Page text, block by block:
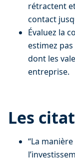
rétractent
contact
Évaluez la
estimez
dont les
entreprise.
Les
“La